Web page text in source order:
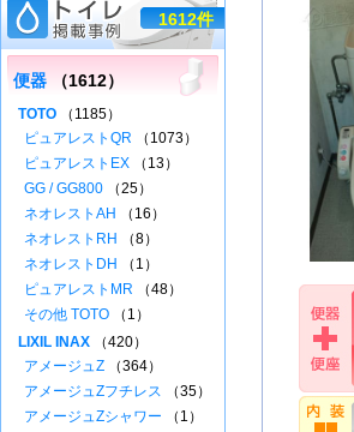
1612件
便器 （1612）
TOTO （1185）
ピュアレストQR （1073）
ピュアレストEX （13）
GG / GG800 （25）
ネオレストAH
（16）
ネオレストRH
（8）
ネオレストDH
（1）
ピュアレストMR （48）
その他 TOTO （1）
LIXIL INAX （420）
アメージュZ （364）
アメージュZフチレス （35）
アメージュZシャワー （1）